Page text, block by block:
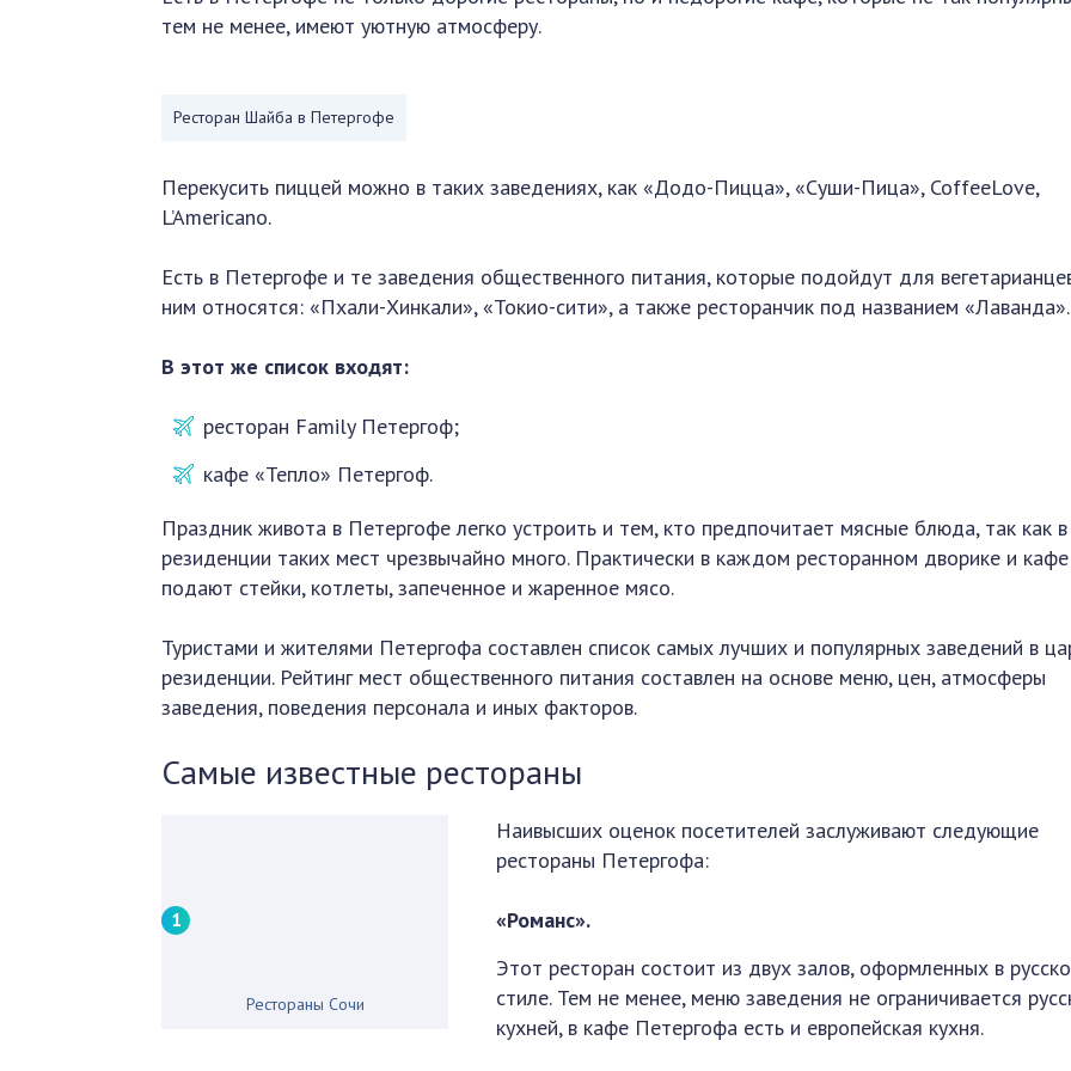
тем не менее, имеют уютную атмосферу.
Ресторан Шайба в Петергофе
Перекусить пиццей можно в таких заведениях, как «Додо-Пицца», «Суши-Пица», CoffeeLove,
L’Americano.
Есть в Петергофе и те заведения общественного питания, которые подойдут для
ним относятся: «Пхали-Хинкали», «Токио-сити», а также ресторанчик под названием «Лаванда».
В этот же список входят:
ресторан Family Петергоф;
кафе «Тепло» Петергоф.
Праздник живота в Петергофе легко устроить и тем, кто предпочитает мясные блюда, так как в
резиденции таких мест чрезвычайно много. Практически в каждом ресторанном дворике и кафе
подают стейки, котлеты, запеченное и жаренное мясо.
Туристами и жителями Петергофа составлен список самых лучших и популярных заведений в
резиденции. Рейтинг мест общественного питания составлен на основе меню, цен, атмосферы
заведения, поведения персонала и иных факторов.
Самые известные рестораны
Рестораны Сочи
Наивысших оценок посетителей заслуживают следующие
рестораны Петергофа:
«Романс».
Этот ресторан состоит из двух залов, оформленных в
стиле. Тем не менее, меню заведения не ограничивается
кухней, в кафе Петергофа есть и европейская кухня.